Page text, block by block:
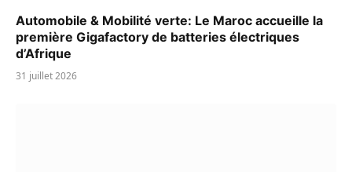
Automobile & Mobilité verte: Le Maroc accueille la
première Gigafactory de batteries électriques
d’Afrique
31 juillet 2026